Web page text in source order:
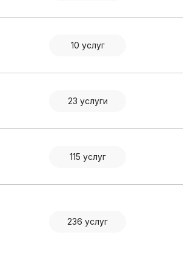
10 услуг
23 услуги
115 услуг
236 услуг